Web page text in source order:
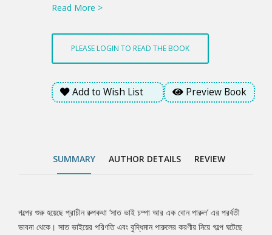
নিয়ে গল্পে ঘটেছে নানা ঘটনার সমাবেশ। গল্পে রূপকথার পাশাপাশি বর্তমান
এক ভাবনার সাথে।
Read More >
PLEASE LOGIN TO READ THE BOOK
Add to Wish List Preview Book
SUMMARY AUTHOR DETAILS REVIEW
Tab
গল্পের শুরু হয়েছে প্রাচীন রুপকথা ‘সাত ভাই চম্পা আর এক বোন পারুল’ এর পরর্বতী
ভাবনা থেকে। সাত ভাইয়ের পরিণতি এবং বুদ্ধিমান পারুলের করণীয় নিয়ে গল্পে ঘটেছে